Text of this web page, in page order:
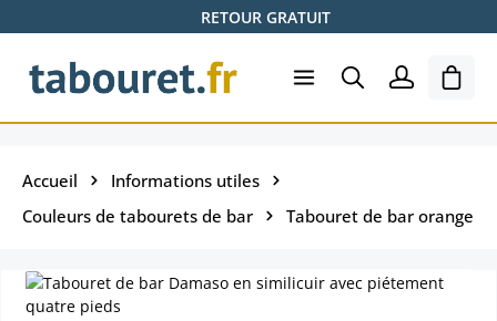
Passer au contenu principalRETOUR GRATUIT
Le
Accueil
Informations utiles
Couleurs de tabourets de bar
Tabouret de bar orange